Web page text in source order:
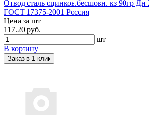
Отвод сталь оцинков.бесшовн. кз 90гр Дн
ГОСТ 17375-2001 Россия
Цена за шт
117.20 руб.
шт
В корзину
Заказ в 1 клик